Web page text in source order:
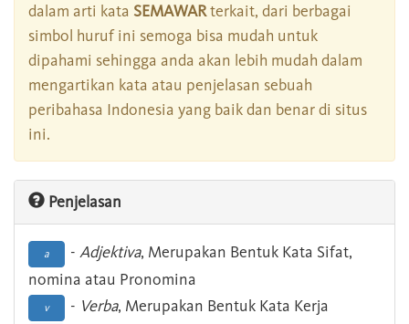
dalam arti kata SEMAWARterkait, dari berbagai
simbol huruf ini semoga bisa mudah untuk
dipahami sehingga anda akan lebih mudah dalam
mengartikan kata atau penjelasan sebuah
peribahasa Indonesia yang baik dan benar di situs
ini.
Penjelasan
a - Adjektiva, Merupakan Bentuk Kata Sifat,
nomina atau Pronomina
v - Verba, Merupakan Bentuk Kata Kerja